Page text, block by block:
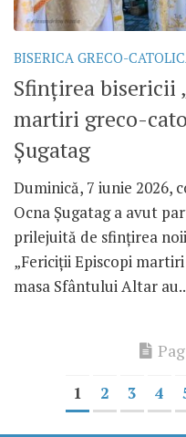
BISERICA GRECO-
Sfințirea bisericii
martiri greco-
Șugatag
Duminică, 7 iunie 2026,
Ocna Șugatag a avut
prilejuită de sfințirea
„Fericiții Episcopi
masa Sfântului Altar
1 2 3 4